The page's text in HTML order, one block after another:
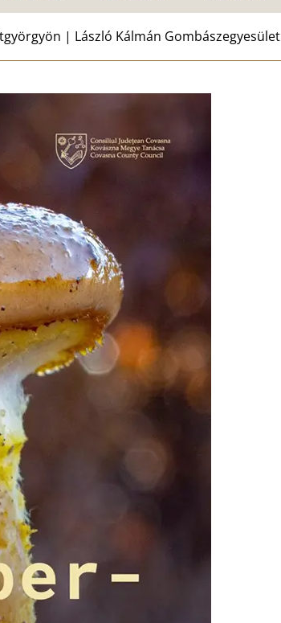
| László Kálmán Gombászegyesület